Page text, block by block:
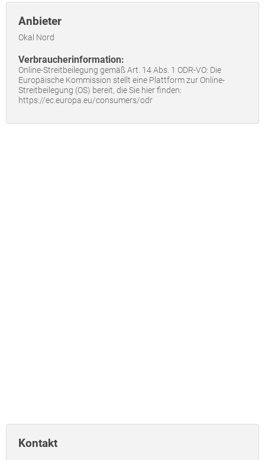
Anbieter
Okal Nord
Verbraucherinformation:
Online-Streitbeilegung gemäß Art. 14 Abs. 1 ODR-VO: Die
Europäische Kommission stellt eine Plattform zur Online-
Streitbeilegung (OS) bereit, die Sie hier finden:
https://ec.europa.eu/consumers/odr
Kontakt